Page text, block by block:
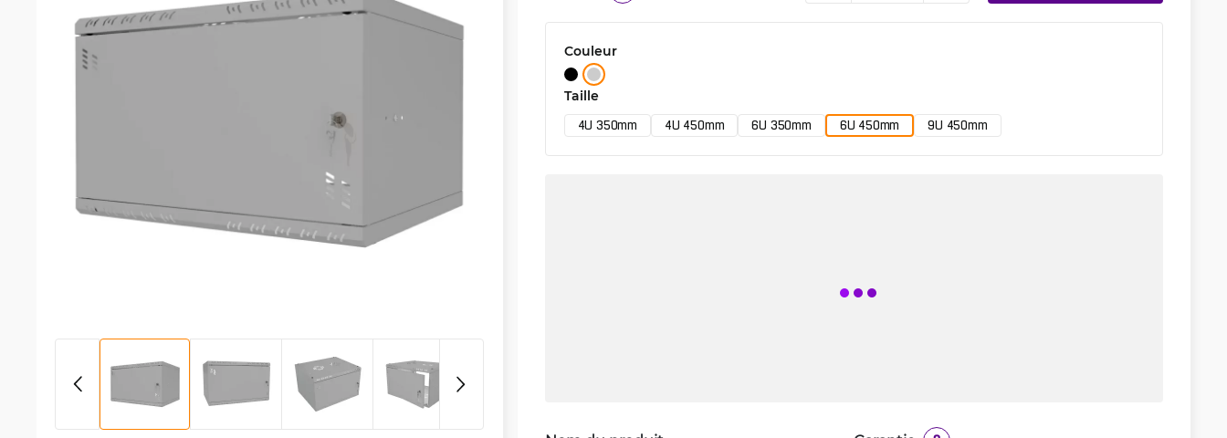
Couleur
Taille
4U 350mm 4U 450mm 6U 350mm 6U 450mm 9U 450mm